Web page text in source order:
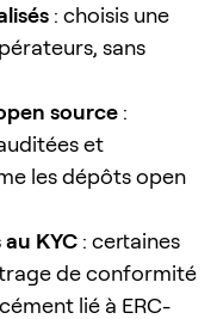
: choisis une
sans
source :
et
les dépôts open
KYC : certaines
de conformité
lié à ERC-